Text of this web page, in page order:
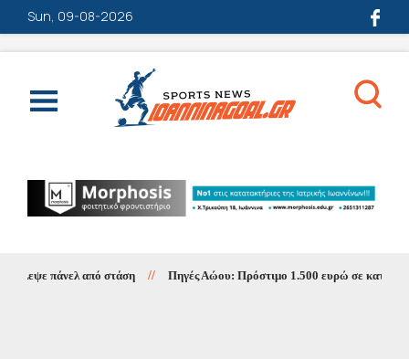
Sun, 09-08-2026
πάνελ από στάση // Πηγές Αώου: Πρόστιμο 1.500 ευρώ σε